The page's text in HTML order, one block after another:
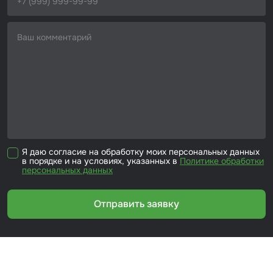
Я даю согласие на обработку моих персональных данных
в порядке и на условиях, указанных в Политике обработки
персональных данных
Отправить заявку